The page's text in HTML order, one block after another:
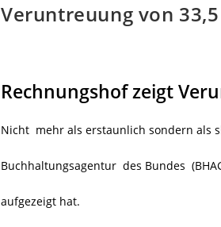
Veruntreuung von
Rechnungshof zeigt
Nicht mehr als erstaunlich sondern als
Buchhaltungsagentur des Bundes
aufgezeigt hat.